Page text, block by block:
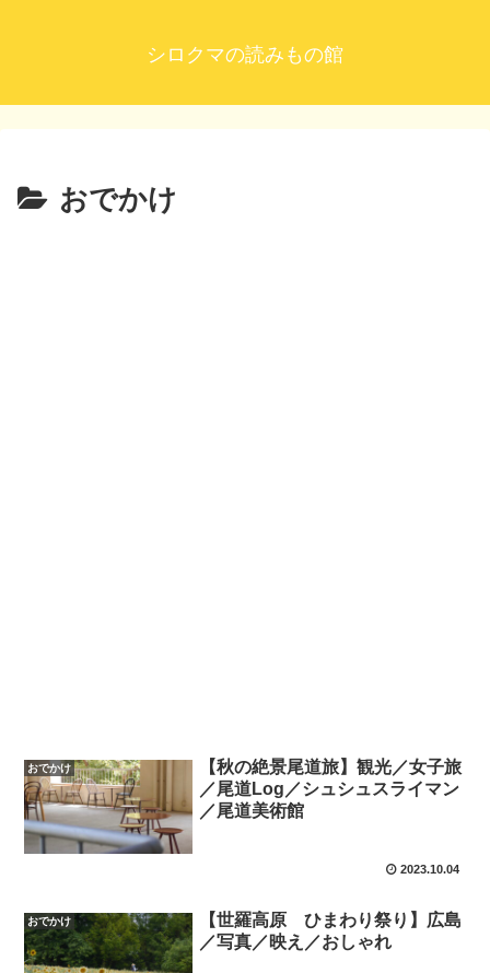
シロクマの読みもの館
おでかけ
おでかけ
【秋の絶景尾道旅】観光／女子旅
／尾道Log／シュシュスライマン
／尾道美術館
2023.10.04
おでかけ
【世羅高原 ひまわり祭り】広島
／写真／映え／おしゃれ